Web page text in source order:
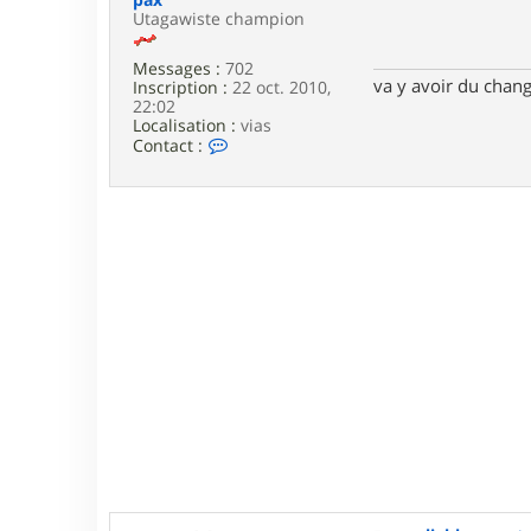
Utagawiste champion
Messages : 702
Inscription : 22 oct. 2010,
22:02
Localisation : vias
Contact :
va y avoir du